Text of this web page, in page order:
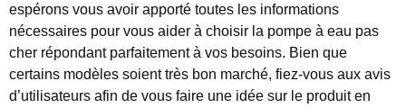
espérons vous avoir apporté toutes les informations
nécessaires pour vous aider à choisir la pompe à eau pas
cher répondant parfaitement à vos besoins. Bien que
certains modèles soient très bon marché, fiez-vous aux avis
d’utilisateurs afin de vous faire une idée sur le produit en